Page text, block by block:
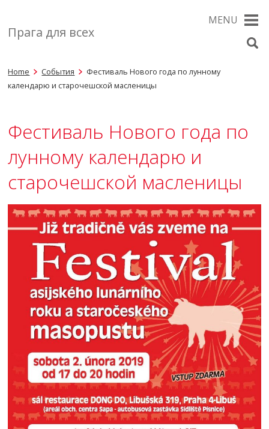
Прага для всех
MENU
Home События
Фестиваль Нового года по лунному
календарю и старочешской масленицы
Фестиваль Нового года по
лунному календарю и
старочешской масленицы